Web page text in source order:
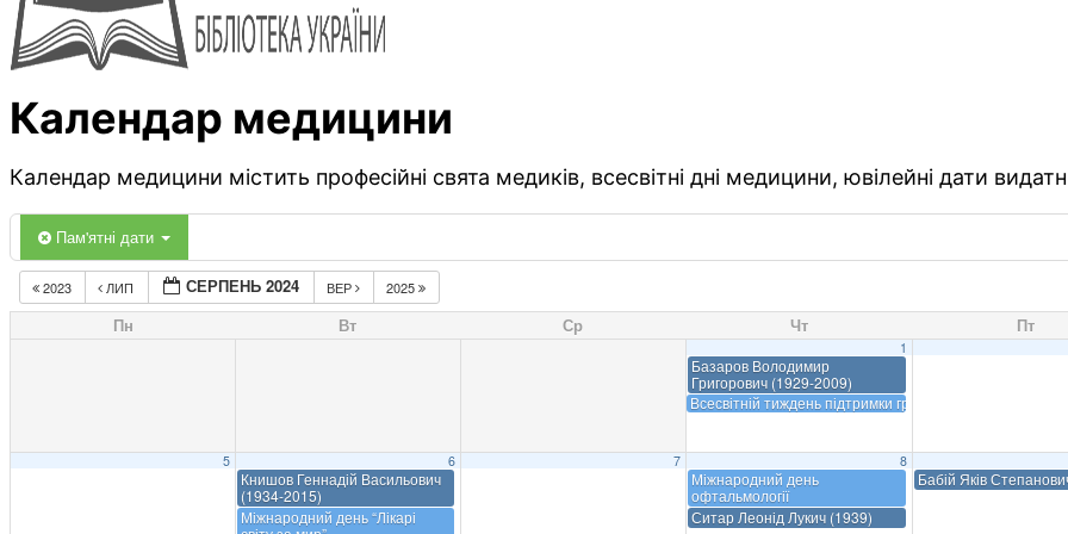
Календар медицини
Календар медицини містить професійні свята медиків, всесвітні дні медицини, ювілейні дати
Пам'ятні дати
2023 ЛИП СЕРПЕНЬ 2024 ВЕР 2025
Пн Вт Ср Чт Пт
1
Базаров Володимир
Григорович (1929-2009)
Всесвітній тиждень підтримки грудного вигодовування
5 6
Книшов Геннадій Васильович
(1934-2015)
Міжнародний день “Лікарі
7 8
Міжнародний день
офтальмології
Ситар Леонід Лукич (1939)
Бабій Яків